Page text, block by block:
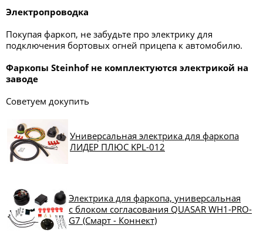
Электропроводка
Покупая фаркоп, не забудьте про электрику для
подключения бортовых огней прицепа к автомобилю.
Фаркопы Steinhofне комплектуются электрикой на
заводе
Советуем докупить
Универсальная электрика для фаркопа
ЛИДЕР ПЛЮС KPL-012
Электрика для фаркопа, универсальная
с блоком согласования QUASAR WH1-PRO-
G7 (Смарт - Коннект)